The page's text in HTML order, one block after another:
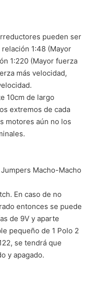
pueden ser
1:48 (Mayor
1:220 (Mayor fuerza
más velocidad,
10cm de largo
extremos de cada
motores aún no los
Macho-Macho
En caso de no
entonces se puede
de 9V y aparte
pequeño de 1 Polo 2
se tendrá que
y apagado.